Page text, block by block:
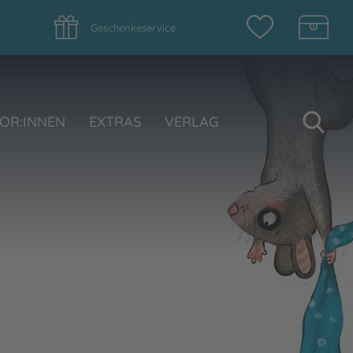
Geschenkeservice
EXTRAS VERLAG